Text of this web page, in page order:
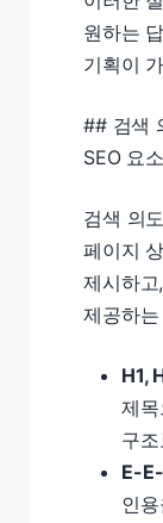
원하는
기획이
## 검색
SEO 요소
검색 의
페이지
제시하
제공하
H1,
제
구
E-
인